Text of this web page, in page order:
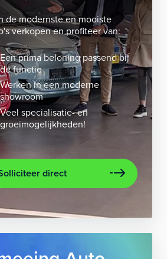
lederen bekleding metaalkleur
dak lederen/stof bekleding
de modernste en mooiste
verkopen en profiteer van:
Een prima beloning passend bij
de functie
Werken in een moderne
showroom
Veel specialisatie- en
groeimogelijkheden!
direct